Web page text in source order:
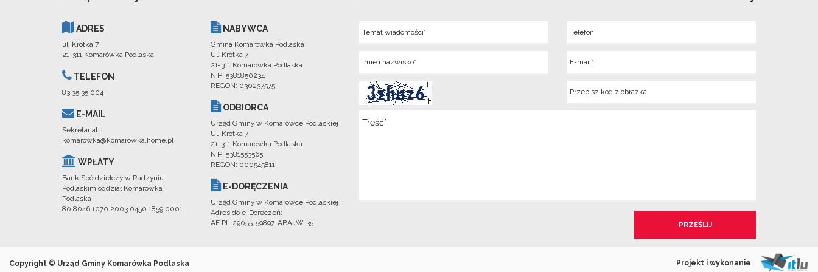
ADRES
ul. Krótka 7
21-311 Komarówka Podlaska
TELEFON
83 35 35 004
E-MAIL
Sekretariat:
komarowka@komarowka.home.pl
WPŁATY
Bank Spółdzielczy w Radzyniu
Podlaskim oddział Komarówka
Podlaska
80 8046 1070 2003 0450 1859 0001
NABYWCA
Gmina Komarówka Podlaska
Ul. Krótka 7
21-311 Komarówka Podlaska
NIP: 5381850234
REGON: 030237575
ODBIORCA
Urząd Gminy w Komarówce Podlaskiej
Ul. Krótka 7
21-311 Komarówka Podlaska
NIP: 5381553565
REGON: 000545811
E-DORĘCZENIA
Urząd Gminy w Komarówce Podlaskiej
Adres do e-Doręczeń:
AE:PL-29055-59897-ABAJW-35
Copyright © Urząd Gminy Komarówka Podlaska Projekt i wykonanie